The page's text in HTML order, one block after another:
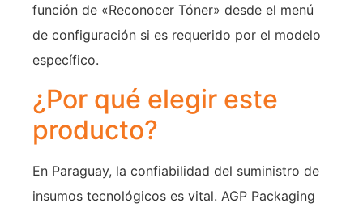
función de «Reconocer Tóner» desde el menú
de configuración si es requerido por el modelo
específico.
¿Por qué elegir este
producto?
En Paraguay, la confiabilidad del suministro de
insumos tecnológicos es vital. AGP Packaging